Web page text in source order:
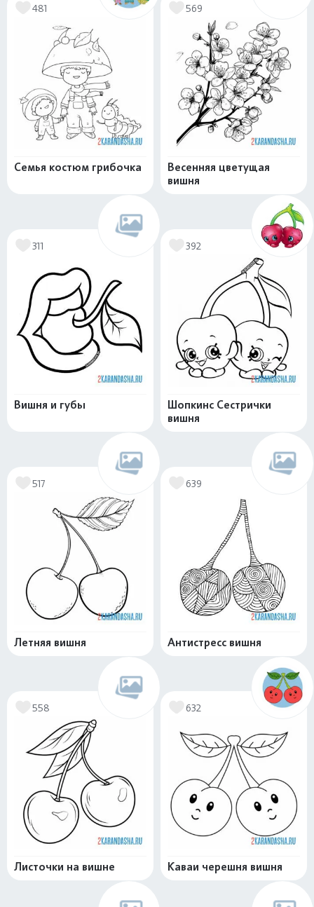
481
Семья костюм грибочка
569
Весенняя цветущая
вишня
311
Вишня и губы
392
Шопкинс Сестрички
вишня
517
Летняя вишня
639
Антистресс вишня
558
Листочки на вишне
632
Каваи черешня вишня